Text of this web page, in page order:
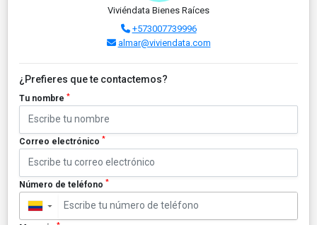
Viviéndata Bienes Raíces
+573007739996
almar@viviendata.com
¿Prefieres que te contactemos?
Tu nombre *
Correo electrónico *
Número de teléfono *
▼